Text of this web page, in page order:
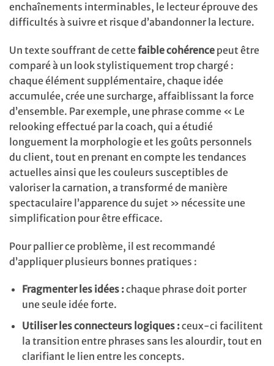
enchaînements interminables, le lecteur éprouve des
difficultés à suivre et risque d’abandonner la lecture.
Un texte souffrant de cettefaible cohérence peut être
comparé à un look stylistiquement trop chargé :
chaque élément supplémentaire, chaque idée
accumulée, crée une surcharge, affaiblissant la force
d’ensemble. Par exemple, une phrase comme « Le
relooking effectué par la coach, qui a étudié
longuement la morphologie et les goûts personnels
du client, tout en prenant en compte les tendances
actuelles ainsi que les couleurs susceptibles de
valoriser la carnation, a transformé de manière
spectaculaire l’apparence du sujet » nécessite une
simplification pour être efficace.
Pour pallier ce problème, il est recommandé
d’appliquer plusieurs bonnes pratiques :
Fragmenter les idées :chaque phrase doit porter
une seule idée forte.
Utiliser les connecteurs logiques :ceux-ci facilitent
la transition entre phrases sans les alourdir, tout en
clarifiant le lien entre les concepts.